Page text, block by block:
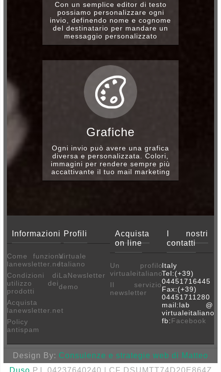
Con un semplice editor di testo
possiamo personalizzare ogni
invio, definendo nome e cognome
del destinatario per mandare un
messaggio personalizzato
Grafiche
Ogni invio può avere una grafica
diversa e personalizzata. Colori,
immagini per rendere sempre più
accattivante il tuo mail marketing
Informazioni
Come funziona
lanewsletter.net
Condizioni di
utilizzo dei
prodotti
Acquista
lanewsletter.net
Policy
antispam
Profili
Virtuale
Italiano
LaNewsletter
demo
Acquista
on line
Un profilo
virtualeitaliano
Il servizio
newsletter
I nostri
contatti
Italy
Tel:(+39)
04451716445
Fax:(+39)
04451711280
mail:lab @
virtualeitaliano.it
fb:Facebook
Design By: Consulenze e strategie web di Matteo